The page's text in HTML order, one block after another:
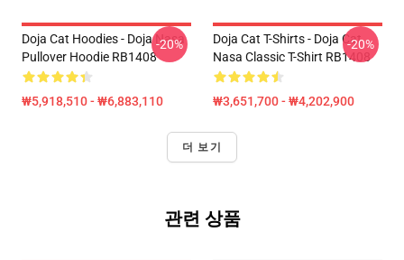
Doja Cat Hoodies - Doja Nasa
Pullover Hoodie RB1408
₩5,918,510 - ₩6,883,110
-20%
Doja Cat T-Shirts - Doja Cat
Nasa Classic T-Shirt RB1408
₩3,651,700 - ₩4,202,900
-20%
더 보기
관련 상품